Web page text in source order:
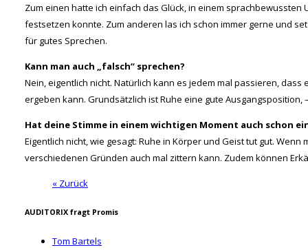
Zum einen hatte ich einfach das Glück, in einem
festsetzen konnte. Zum anderen las ich schon immer gerne und
für gutes Sprechen.
Kann man auch „falsch“ sprechen?
Nein, eigentlich nicht. Natürlich kann es jedem mal passieren,
ergeben kann. Grundsätzlich ist Ruhe eine gute Ausgangsposition,
Hat deine Stimme in einem wichtigen Moment auch schon
Eigentlich nicht, wie gesagt: Ruhe in Körper und Geist tut gut.
verschiedenen Gründen auch mal zittern kann. Zudem können
« Zurück
AUDITORIX fragt Promis
Tom Bartels